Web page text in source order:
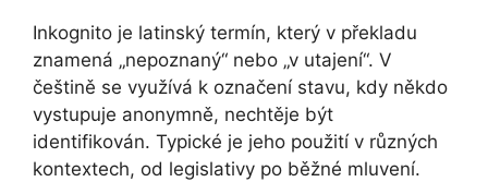
Inkognito je latinský termín, který v překladu
znamená „nepoznaný“ nebo „v utajení“. V
češtině se využívá k označení stavu, kdy někdo
vystupuje anonymně, nechtěje být
identifikován. Typické je jeho použití v různých
kontextech, od legislativy po běžné mluvení.